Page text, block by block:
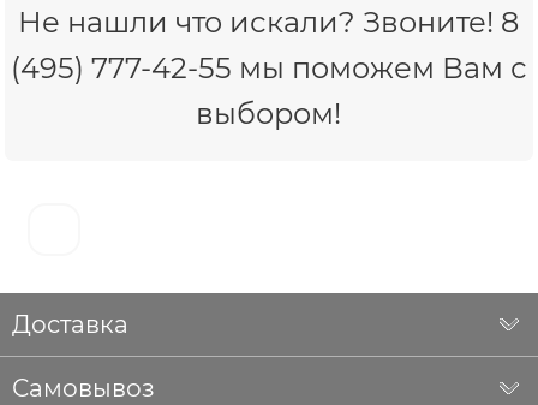
Не нашли что искали? Звоните! 8
(495) 777-42-55 мы поможем Вам с
выбором!
Доставка
Самовывоз